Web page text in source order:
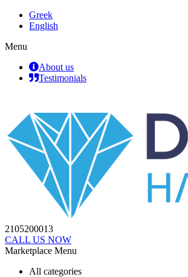
Greek
English
Menu
About us
Testimonials
2105200013
CALL US NOW
Marketplace Menu
All categories